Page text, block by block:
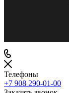
Телефоны
+7 908 290-01-00